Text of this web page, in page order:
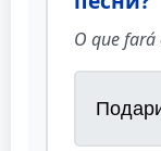
O que